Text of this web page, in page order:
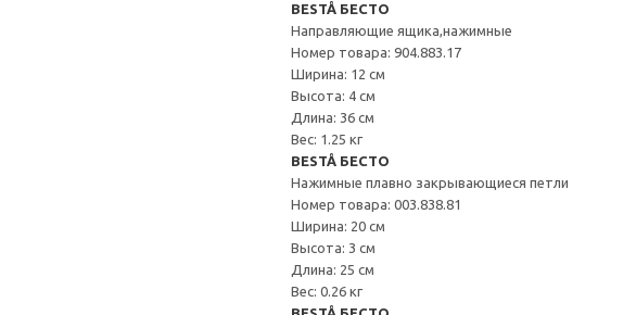
BESTÅ БЕСТО
Направляющие ящика,нажимные
Номер товара: 904.883.17
Ширина: 12 см
Высота: 4 см
Длина: 36 см
Вес: 1.25 кг
BESTÅ БЕСТО
Нажимные плавно закрывающиеся петли
Номер товара: 003.838.81
Ширина: 20 см
Высота: 3 см
Длина: 25 см
Вес: 0.26 кг